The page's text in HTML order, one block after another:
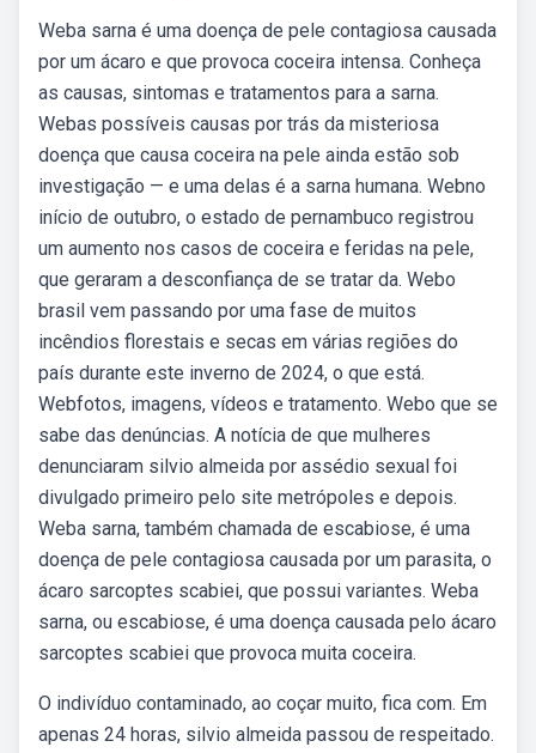
Weba sarna é uma doença de pele contagiosa causada
por um ácaro e que provoca coceira intensa. Conheça
as causas, sintomas e tratamentos para a sarna.
Webas possíveis causas por trás da misteriosa
doença que causa coceira na pele ainda estão sob
investigação — e uma delas é a sarna humana. Webno
início de outubro, o estado de pernambuco registrou
um aumento nos casos de coceira e feridas na pele,
que geraram a desconfiança de se tratar da. Webo
brasil vem passando por uma fase de muitos
incêndios florestais e secas em várias regiões do
país durante este inverno de 2024, o que está.
Webfotos, imagens, vídeos e tratamento. Webo que se
sabe das denúncias. A notícia de que mulheres
denunciaram silvio almeida por assédio sexual foi
divulgado primeiro pelo site metrópoles e depois.
Weba sarna, também chamada de escabiose, é uma
doença de pele contagiosa causada por um parasita, o
ácaro sarcoptes scabiei, que possui variantes. Weba
sarna, ou escabiose, é uma doença causada pelo ácaro
sarcoptes scabiei que provoca muita coceira.
O indivíduo contaminado, ao coçar muito, fica com. Em
apenas 24 horas, silvio almeida passou de respeitado.